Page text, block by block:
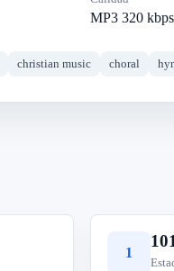
MP3 320 kbps
christian music choral
1